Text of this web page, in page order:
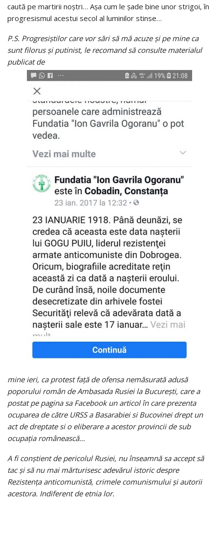
caută pe martirii noștri… Așa cum le șade bine unor strigoi, în
progresismul acestui secol al luminilor stinse…
P.S. Progresiștilor care vor sări să mă acuze și pe mine ca
sunt filorus și putinist, le recomand să consulte materialul
publicat de
mine ieri, ca protest față de ofensa nemăsurată adusă
poporului român de Ambasada Rusiei la București, care a
postat pe pagina sa Facebook un articol în care prezenta
ocuparea de către URSS a Basarabiei si Bucovinei drept un
act de dreptate si o eliberare a acestor provincii de sub
ocupația românească…
A fi conștient de pericolul Rusiei, nu înseamnă sa accept să
tac și să nu mai mărturisesc adevărul istoric despre
Rezistența anticomunistă, crimele comunismului și autorii
acestora. Indiferent de etnia lor.